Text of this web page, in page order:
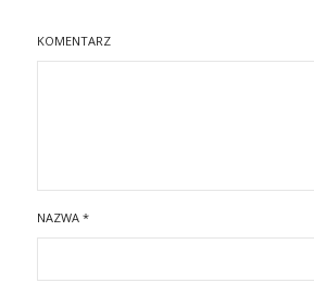
KOMENTARZ
NAZWA *